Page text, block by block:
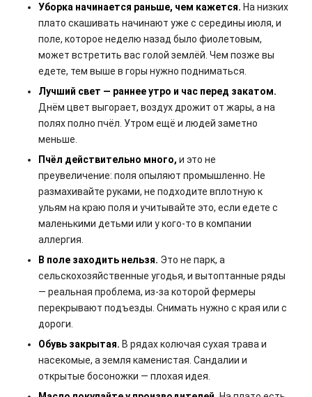
Уборка начинается раньше, чем кажется. На низких
плато скашивать начинают уже с середины июля, и
поле, которое неделю назад было фиолетовым,
может встретить вас голой землёй. Чем позже вы
едете, тем выше в горы нужно подниматься.
Лучший свет — раннее утро и час перед закатом.
Днём цвет выгорает, воздух дрожит от жары, а на
полях полно пчёл. Утром ещё и людей заметно
меньше.
Пчёл действительно много, и это не
преувеличение: поля опыляют промышленно. Не
размахивайте руками, не подходите вплотную к
ульям на краю поля и учитывайте это, если едете с
маленькими детьми или у кого-то в компании
аллергия.
В поле заходить нельзя. Это не парк, а
сельскохозяйственные угодья, и вытоптанные ряды
— реальная проблема, из-за которой фермеры
перекрывают подъезды. Снимать нужно с края или с
дороги.
Обувь закрытая. В рядах колючая сухая трава и
насекомые, а земля каменистая. Сандалии и
открытые босоножки — плохая идея.